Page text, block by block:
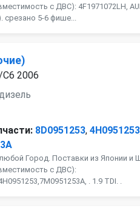
с ДВС): 4F1971072LH,
срезано 5-6 фише...
C6 2006
8D0951253,4H0951253
Город. Поставки из Японии и
с ДВС):
. 1.9 TDI. .